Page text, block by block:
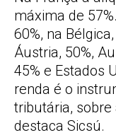
máxima de
60%, na
Áustria, 50%,
45% e Estados
renda é o
tributária, sobre
destaca Sicsú.